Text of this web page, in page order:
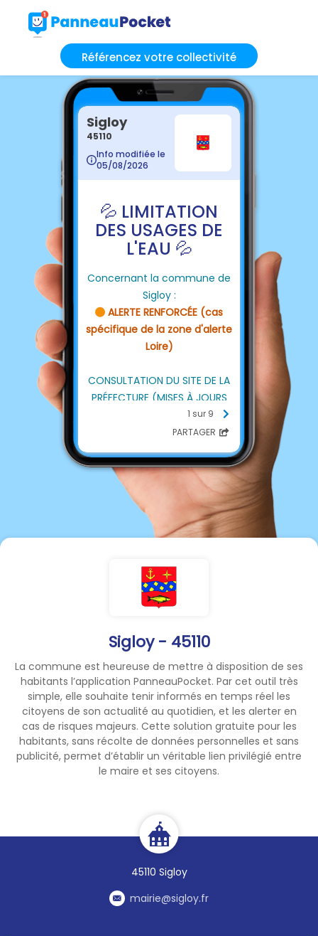
Référencez votre collectivité
Sigloy - 45110
La commune est heureuse de mettre à disposition de ses
habitants l’application PanneauPocket. Par cet outil très
simple, elle souhaite tenir informés en temps réel les
citoyens de son actualité au quotidien, et les alerter en
cas de risques majeurs. Cette solution gratuite pour les
habitants, sans récolte de données personnelles et sans
publicité, permet d’établir un véritable lien privilégié entre
le maire et ses citoyens.
45110 Sigloy
mairie@sigloy.fr
Sigloy
45110
Info modifiée le
05/08/2026
💦 LIMITATION
DES USAGES DE
L'EAU 💦
Concernant la commune de
Sigloy :
🟠 ALERTE RENFORCÉE (cas
spécifique de la zone d'alerte
Loire)
CONSULTATION DU SITE DE LA
PRÉFECTURE (MISES À JOURS
RÉGULIÈRES) :
https://www.loiret.gouv.fr/Acti
Etat/Environnement-eau-
chasse-peche/Eau/Gestion-
des-prelevements-d-
eau/Restrictions-des-
usages-de-l-eau
1 sur 9
PARTAGER